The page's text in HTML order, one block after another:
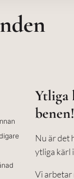
Ytliga
benen!
Nu är det
ytliga kärl
Vi arbetar